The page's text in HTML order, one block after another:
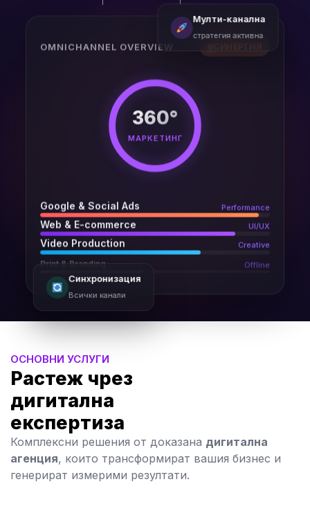
OMNICHANNEL OVERVIEW СИНЕРГИЯ
360°
МАРКЕТИНГ
Google & Social Ads Performance
Web & E-commerce UI/UX
Video Production Creative
Print & Branding Offline
Мулти-канална
стратегия активна
Синхронизация
Всички канали
ОСНОВНИ УСЛУГИ
Растеж чрез
дигитална
експертиза
Комплексни решения от доказана дигитална
агенция, които трансформират вашия бизнес и
генерират измерими резултати.